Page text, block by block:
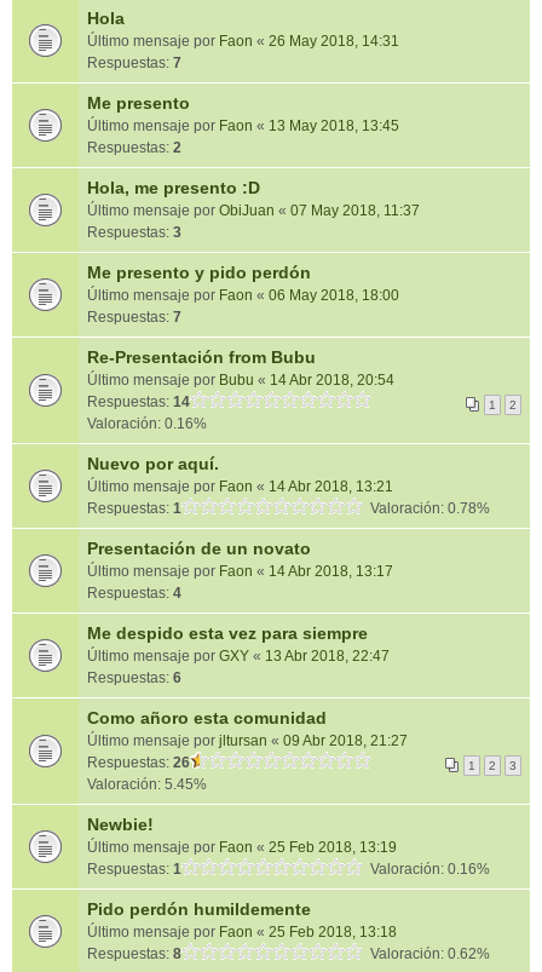
Hola
Último mensaje por Faon « 26 May 2018, 14:31
Respuestas: 7
Me presento
Último mensaje por Faon « 13 May 2018, 13:45
Respuestas: 2
Hola, me presento :D
Último mensaje por ObiJuan « 07 May 2018, 11:37
Respuestas: 3
Me presento y pido perdón
Último mensaje por Faon « 06 May 2018, 18:00
Respuestas: 7
Re-Presentación from Bubu
Último mensaje por Bubu « 14 Abr 2018, 20:54
Respuestas: 14 1 2
Valoración: 0.16%
Nuevo por aquí.
Último mensaje por Faon « 14 Abr 2018, 13:21
Respuestas: 1 Valoración: 0.78%
Presentación de un novato
Último mensaje por Faon « 14 Abr 2018, 13:17
Respuestas: 4
Me despido esta vez para siempre
Último mensaje por GXY « 13 Abr 2018, 22:47
Respuestas: 6
Como añoro esta comunidad
Último mensaje por jltursan « 09 Abr 2018, 21:27
Respuestas: 26 1 2 3
Valoración: 5.45%
Newbie!
Último mensaje por Faon « 25 Feb 2018, 13:19
Respuestas: 1 Valoración: 0.16%
Pido perdón humildemente
Último mensaje por Faon « 25 Feb 2018, 13:18
Respuestas: 8 Valoración: 0.62%